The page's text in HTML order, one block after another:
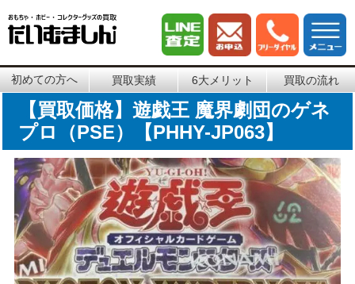
初めての方へ 買取実績 6大メリット 買取の流れ
【買取価格】遊戯王 魔界劇団のゲネ
プロ（PSE）【PHHY-JP063】